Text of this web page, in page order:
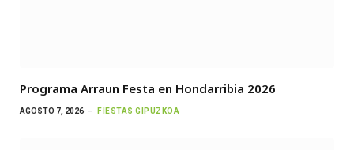
Programa Arraun Festa en Hondarribia 2026
AGOSTO 7, 2026 FIESTAS GIPUZKOA